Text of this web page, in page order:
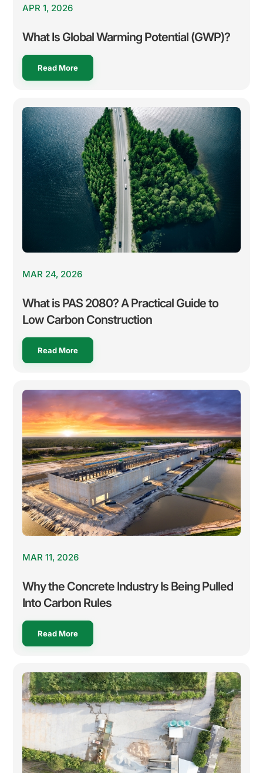
APR 1, 2026
What Is Global Warming Potential (GWP)?
Read More
MAR 24, 2026
What is PAS 2080? A Practical Guide to
Low Carbon Construction
Read More
MAR 11, 2026
Why the Concrete Industry Is Being Pulled
Into Carbon Rules
Read More